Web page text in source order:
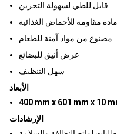
قابل للطي لسهولة التخزين
مادة مقاومة للأحماض الغذائية
مصنوع من مواد آمنة للطعام
عرض أنيق للبضائع
سهل التنظيف
الأبعاد
400 mm x 601 mm x 10
الإرشادات